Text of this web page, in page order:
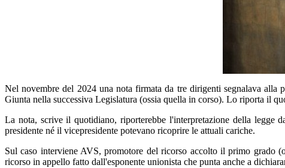
Nel novembre del 2024 una nota firmata da tre dirigenti segnalava
Giunta nella successiva Legislatura (ossia quella in corso). Lo riporta il
La nota, scrive il quotidiano, riporterebbe l'interpretazione della
presidente né il vicepresidente potevano ricoprire le attuali cariche.
Sul caso interviene AVS, promotore del ricorso accolto il primo grado
ricorso in appello fatto dall'esponente unionista che punta anche a